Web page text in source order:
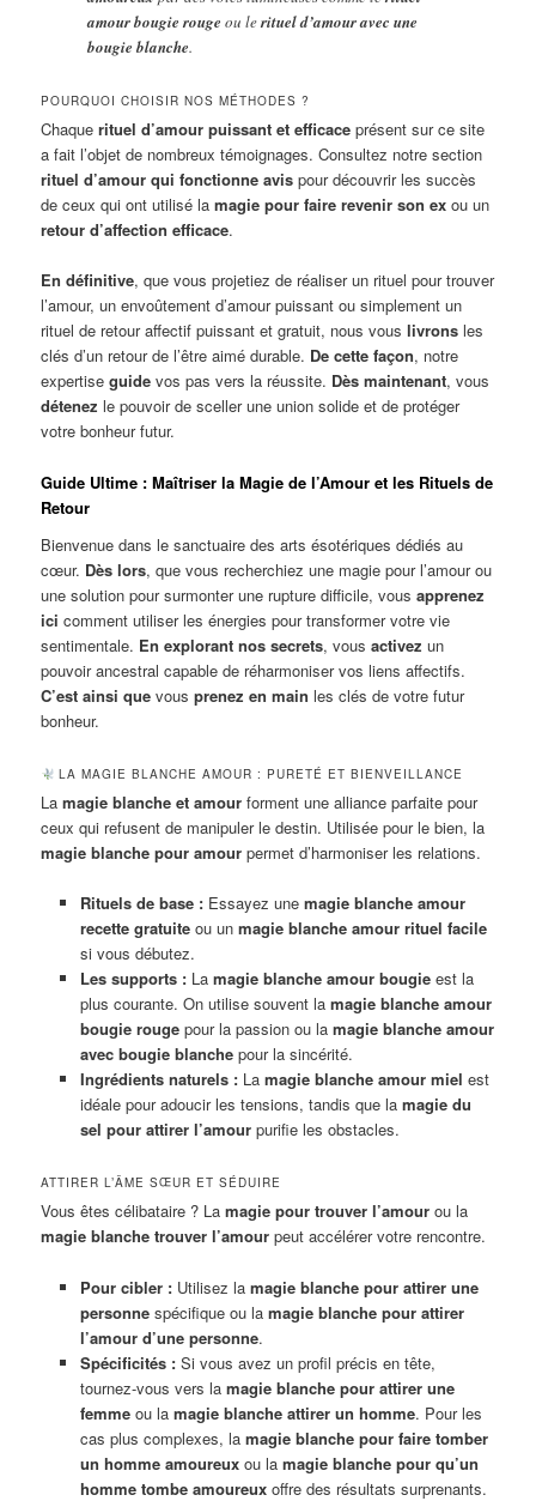
amour bougie rouge ou lerituel d’amour avec une
bougie blanche.
POURQUOI CHOISIR NOS MÉTHODES ?
Chaquerituel d’amour puissant et efficace présent sur ce site
a fait l’objet de nombreux témoignages. Consultez notre section
rituel d’amour qui fonctionne avis pour découvrir les succès
de ceux qui ont utilisé lamagie pour faire revenir son ex ou un
retour d’affection efficace.
En définitive, que vous projetiez de réaliser un rituel pour trouver
l’amour, un envoûtement d’amour puissant ou simplement un
rituel de retour affectif puissant et gratuit, nous vouslivrons les
clés d’un retour de l’être aimé durable. De cette façon, notre
expertiseguide vos pas vers la réussite. Dès maintenant, vous
détenez le pouvoir de sceller une union solide et de protéger
votre bonheur futur.
Guide Ultime : Maîtriser la Magie de l’Amour et les Rituels de
Retour
Bienvenue dans le sanctuaire des arts ésotériques dédiés au
cœur. Dès lors, que vous recherchiez une magie pour l’amour ou
une solution pour surmonter une rupture difficile, vousapprenez
ici comment utiliser les énergies pour transformer votre vie
sentimentale. En explorant nos secrets, vousactivez un
pouvoir ancestral capable de réharmoniser vos liens affectifs.
C’est ainsi que vousprenez en main les clés de votre futur
bonheur.
LA MAGIE BLANCHE AMOUR : PURETÉ ET BIENVEILLANCE
Lamagie blanche et amour forment une alliance parfaite pour
ceux qui refusent de manipuler le destin. Utilisée pour le bien, la
magie blanche pour amour permet d’harmoniser les relations.
Rituels de base :Essayez une magie blanche amour
recette gratuiteou un magie blanche amour rituel facile
si vous débutez.
Les supports :La magie blanche amour bougieest la
plus courante. On utilise souvent la magie blanche amour
bougie rougepour la passion ou la magie blanche amour
avec bougie blanchepour la sincérité.
Ingrédients naturels :La magie blanche amour miel est
idéale pour adoucir les tensions, tandis que la magie du
sel pour attirer l’amourpurifie les obstacles.
ATTIRER L’ÂME SŒUR ET SÉDUIRE
Vous êtes célibataire ? Lamagie pour trouver l’amour ou la
magie blanche trouver l’amour peut accélérer votre rencontre.
Pour cibler :Utilisez la magie blanche pour attirer une
personnespécifique ou la magie blanche pour attirer
l’amour d’une personne.
Spécificités :Si vous avez un profil précis en tête,
tournez-vous vers la magie blanche pour attirer une
femmeou la magie blanche attirer un homme. Pour les
cas plus complexes, la magie blanche pour faire tomber
un homme amoureuxou la magie blanche pour qu’un
homme tombe amoureuxoffre des résultats surprenants.